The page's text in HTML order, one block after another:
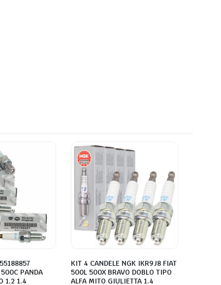
PANDA
1.2 1.4
KIT 4 CANDELE NGK IKR9J8 FIAT
500L 500X BRAVO DOBLO TIPO
ALFA MITO GIULIETTA 1.4